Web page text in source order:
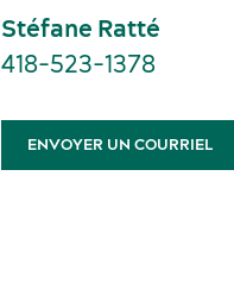
Stéfane Ratté
418-523-1378
ENVOYER UN COURRIEL